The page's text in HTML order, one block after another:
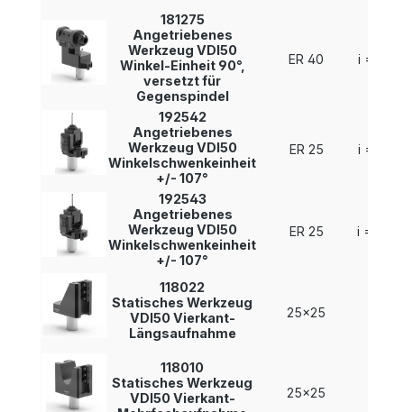
181275
Angetriebenes
Werkzeug VDI50
Winkel-Einheit 90°,
versetzt für
Gegenspindel
ER 40 i = 1 : 1
192542
Angetriebenes
Werkzeug VDI50
Winkelschwenkeinheit
+/- 107°
ER 25 i = 1 : 1
192543
Angetriebenes
Werkzeug VDI50
Winkelschwenkeinheit
+/- 107°
ER 25 i = 1 : 2
118022
Statisches Werkzeug
VDI50 Vierkant-
Längsaufnahme
25x25
118010
Statisches Werkzeug
VDI50 Vierkant-
25x25